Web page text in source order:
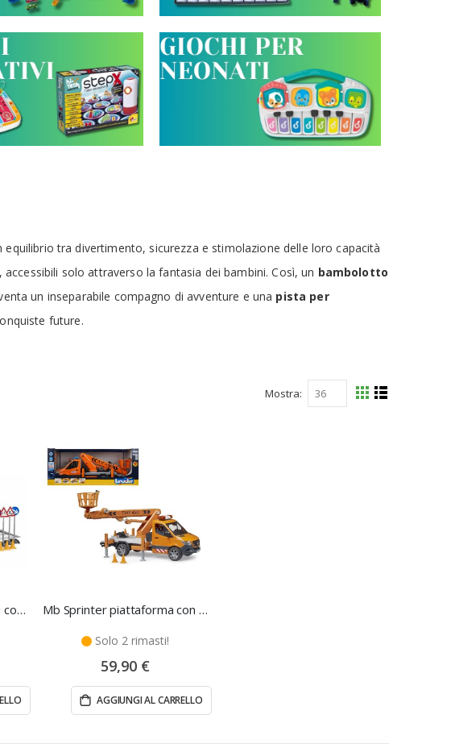
tra divertimento, sicurezza e stimolazione delle loro capacità
solo attraverso la fantasia dei bambini. Così, un bambolotto
un inseparabile compagno di avventure e una pista per
future.
Mostra
Mostra
Griglia
Lista
Camion MB Sprinter lavori comunali - Bruder Mb Sprinter piattaforma con luci - Bruder
Solo 2 rimasti!
59,90 €
AGGIUNGI AL CARRELLO